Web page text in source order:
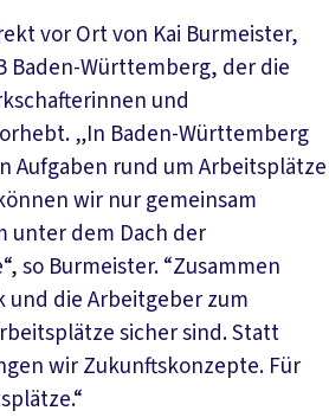
vor Ort von Kai Burmeister,
Baden-Württemberg, der die
und
„In Baden-Württemberg
Aufgaben rund um Arbeitsplätze
wir nur gemeinsam
unter dem Dach der
so Burmeister. “Zusammen
die Arbeitgeber zum
sicher sind. Statt
wir Zukunftskonzepte. Für